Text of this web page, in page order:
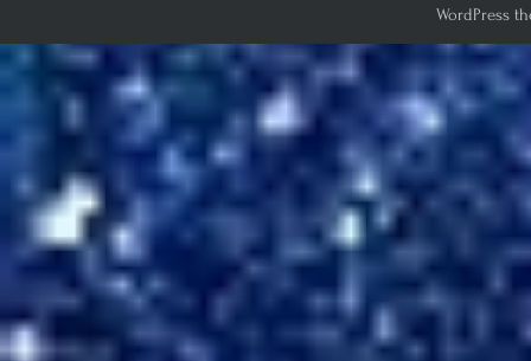
WordPress